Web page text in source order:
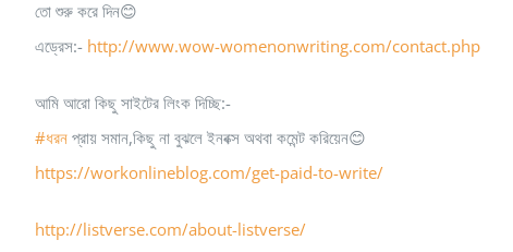
তো শুরু করে দিন😊
এড্রেস:- http://www.wow-womenonwriting.com/contact.php
আমি আরো কিছু সাইটের লিংক দিচ্ছি:-
#ধরন প্রায় সমান,কিছু না বুঝলে ইনবক্স অথবা কমেন্ট করিয়েন😊
https://workonlineblog.com/get-paid-to-write/
http://listverse.com/about-listverse/